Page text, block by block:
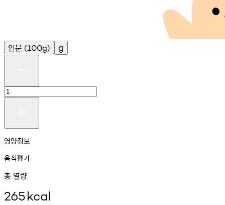
인분 (100g) g
영양정보
음식평가
총 열량
265kcal